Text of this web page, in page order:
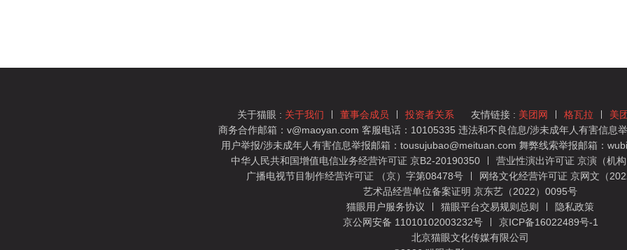
关于猫眼 : 关于我们 董事会成员 投资者关系 友情链接 : 美团网 格瓦拉 美
商务合作邮箱：v@maoyan.com 客服电话：10105335 违法和不良信息/涉未成年人有害信息
用户举报/涉未成年人有害信息举报邮箱：tousujubao@meituan.com 舞弊线索举报邮箱：
中华人民共和国增值电信业务经营许可证 京B2-20190350
营业性演出许可证 京演（机
广播电视节目制作经营许可证 （京）字第08478号
网络文化经营许可证 京网文（
艺术品经营单位备案证明 京东艺（2022）0095号
猫眼用户服务协议
猫眼平台交易规则总则
隐私政策
京公网安备 11010102003232号
京ICP备16022489号-1
北京猫眼文化传媒有限公司